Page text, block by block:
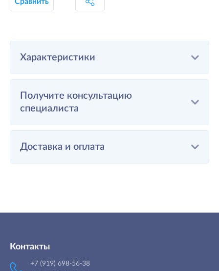
Характеристики
Получите консультацию
специалиста
Доставка и оплата
Контакты
+7 (919) 698-56-38